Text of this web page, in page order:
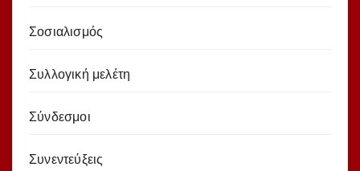
Σοσιαλισμός
Συλλογική μελέτη
Σύνδεσμοι
Συνεντεύξεις